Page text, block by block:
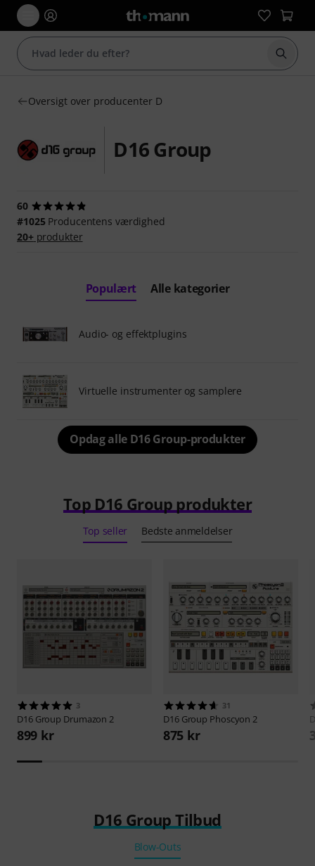
Start
Oversigt over producenter D
D16 Group
60
#1025 Producentens værdighed
20+produkter
Populært Alle kategorier
Audio- og effektplugins
Virtuelle instrumenter og samplere
Opdag alle D16 Group-produkter
Top D16 Group produkter
Top seller Bedste anmeldelser
3
D16 Group Drumazon 2
899 kr
31
D16 Group Phoscyon 2
875 kr
D16 Group Tilbud
Blow-Outs